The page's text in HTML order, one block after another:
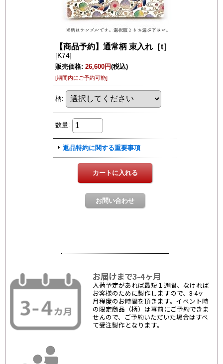
お届けまで3-4ヶ月
入荷予定があれば最短１週間、なければ
お客様のために製作しますので、3-4ヶ
月程度のお時間を頂きます。イベント時
の限定商品（柄）は事前にご予約できま
せんので、ご予約いただいた場合はすべ
て受注製作となります。